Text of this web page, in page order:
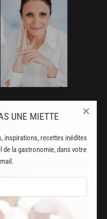
UNE MIETTE
inspirations, recettes inédites
de la gastronomie, dans votre
×
ENFIN ACCESSIBLE !
préférés